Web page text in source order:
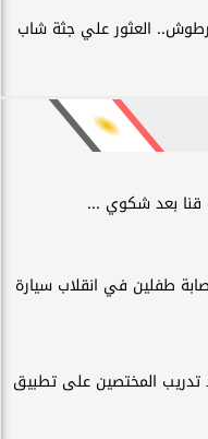
العثور علي جثة شاب
قنا بعد شكوي ...
طفلين في انقلاب سيارة
المختصين على تطبيق